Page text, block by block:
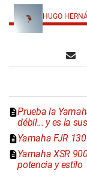
HUGO
Prueba la
débil... y es la
Yamaha FJR
Yamaha XSR
potencia y estilo